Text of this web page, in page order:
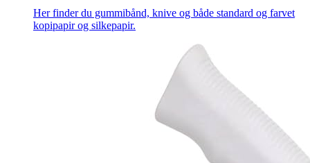
Her finder du gummibånd, knive og både standard og farvet
kopipapir og silkepapir.